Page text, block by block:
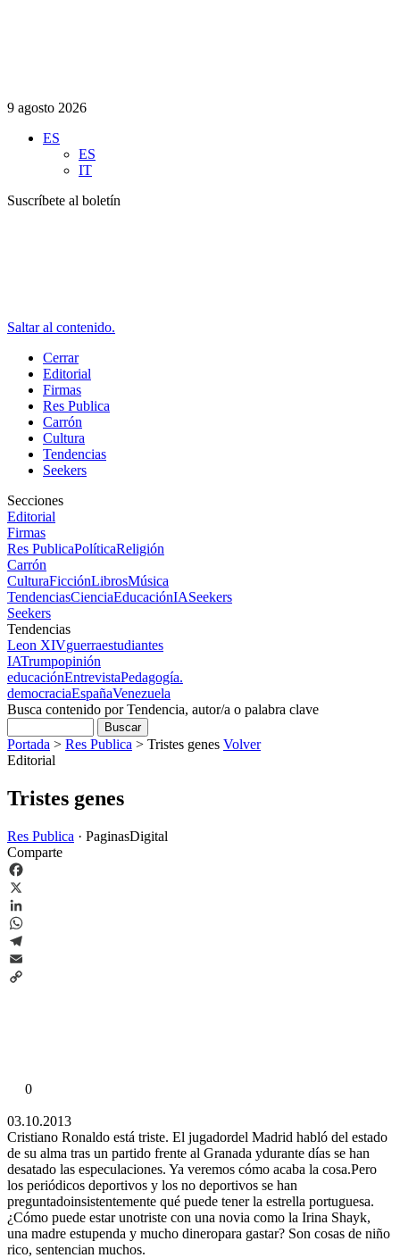
9 agosto 2026
ES
ES
IT
Suscríbete al boletín
Saltar al contenido.
Cerrar
Editorial
Firmas
Res Publica
Carrón
Cultura
Tendencias
Seekers
Secciones
Editorial
Firmas
Res PublicaPolíticaReligión
Carrón
CulturaFicciónLibrosMúsica
TendenciasCienciaEducaciónIASeekers
Seekers
Tendencias
Leon XIVguerraestudiantes
IATrumpopinión
educaciónEntrevistaPedagogía.
democraciaEspañaVenezuela
Busca contenido por Tendencia, autor/a o palabra clave
Portada > Res Publica > Tristes genes Volver
Editorial
Tristes genes
Res Publica · PaginasDigital
Comparte
Facebook
X
LinkedIn
WhatsApp
Telegram
Email
0
03.10.2013
Cristiano Ronaldo está triste. El jugadordel Madrid habló del estado
de su alma tras un partido frente al Granada ydurante días se han
desatado las especulaciones. Ya veremos cómo acaba la cosa.Pero
los periódicos deportivos y los no deportivos se han
preguntadoinsistentemente qué puede tener la estrella portuguesa.
¿Cómo puede estar unotriste con una novia como la Irina Shayk,
una madre estupenda y mucho dineropara gastar? Son cosas de niño
rico, sentencian muchos.